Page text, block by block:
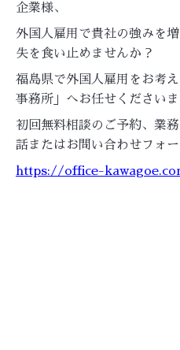
企業様、
外国人雇用で貴社の強みを
失を食い止めませんか？
福島県で外国人雇用をお考
事務所」へお任せください
初回無料相談のご予約、業
話またはお問い合わせフォ
https://office-